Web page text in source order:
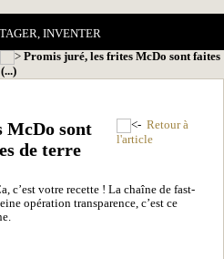
INVENTER
Promis juré, les frites McDo sont faites
McDo sont
de terre
Retour à
l'article
c’est votre recette ! La chaîne de fast-
opération transparence, c’est ce